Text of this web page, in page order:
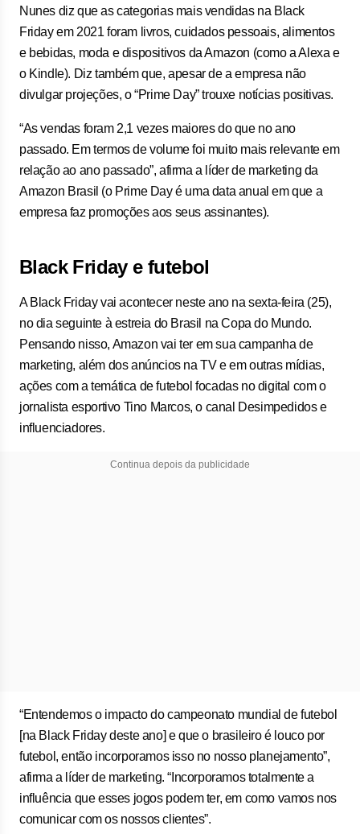
Nunes diz que as categorias mais vendidas na Black
Friday em 2021 foram livros, cuidados pessoais, alimentos
e bebidas, moda e dispositivos da Amazon (como a Alexa e
o Kindle). Diz também que, apesar de a empresa não
divulgar projeções, o “Prime Day” trouxe notícias positivas.
“As vendas foram 2,1 vezes maiores do que no ano
passado. Em termos de volume foi muito mais relevante em
relação ao ano passado”, afirma a líder de marketing da
Amazon Brasil (o Prime Day é uma data anual em que a
empresa faz promoções aos seus assinantes).
Black Friday e futebol
A Black Friday vai acontecer neste ano na sexta-feira (25),
no dia seguinte à estreia do Brasil na Copa do Mundo.
Pensando nisso, Amazon vai ter em sua campanha de
marketing, além dos anúncios na TV e em outras mídias,
ações com a temática de futebol focadas no digital com o
jornalista esportivo Tino Marcos, o canal Desimpedidos e
influenciadores.
Continua depois da publicidade
“Entendemos o impacto do campeonato mundial de futebol
[na Black Friday deste ano] e que o brasileiro é louco por
futebol, então incorporamos isso no nosso planejamento”,
afirma a líder de marketing. “Incorporamos totalmente a
influência que esses jogos podem ter, em como vamos nos
comunicar com os nossos clientes”.